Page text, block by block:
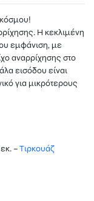
Η κεκλιμένη
εμφάνιση, με
αναρρίχησης στο
εισόδου είναι
για μικρότερους
–Τιρκουάζ